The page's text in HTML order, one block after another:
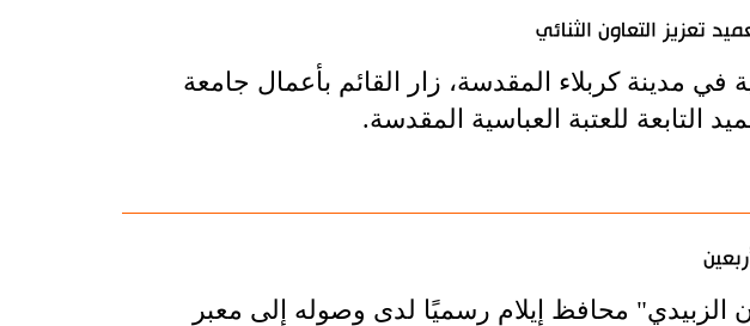
تعزيز التعاون الثنائي
في مدينة كربلاء المقدسة، زار القائم بأعمال جامعة
التابعة للعتبة العباسية المقدسة.
محافظ إيلام رسميًا لدى وصوله إلى معبر